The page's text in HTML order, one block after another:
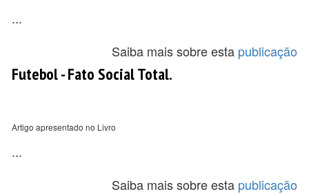
...
Saiba mais sobre esta publicação
Futebol - Fato Social Total.
Artigo apresentado no Livro
...
Saiba mais sobre esta publicação